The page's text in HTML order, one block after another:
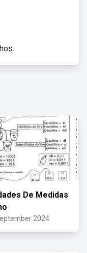
De Medidas
2024